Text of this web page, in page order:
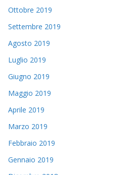
Ottobre 2019
Settembre 2019
Agosto 2019
Luglio 2019
Giugno 2019
Maggio 2019
Aprile 2019
Marzo 2019
Febbraio 2019
Gennaio 2019